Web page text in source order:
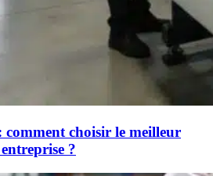
choisir le meilleur
?